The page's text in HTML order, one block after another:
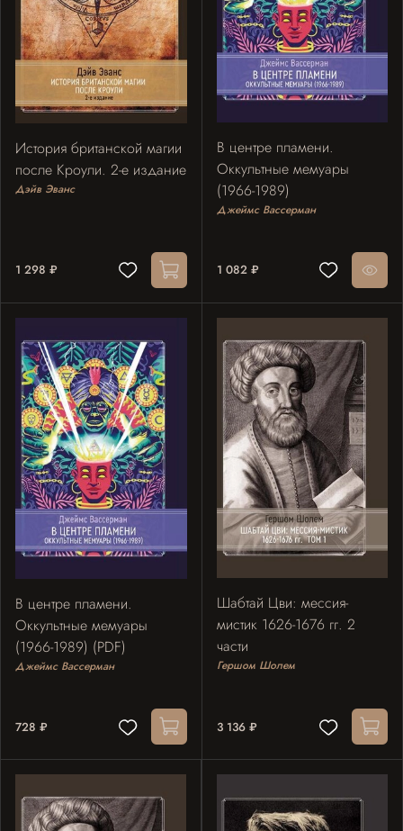
История британской магии
после Кроули. 2-е издание
Дэйв Эванс
1 298 ₽
В центре пламени.
Оккультные мемуары
(1966-1989)
Джеймс Вассерман
1 082 ₽
В центре пламени.
Оккультные мемуары
(1966-1989) (PDF)
Джеймс Вассерман
728 ₽
Шабтай Цви: мессия-
мистик 1626-1676 гг. 2
части
Гершом Шолем
3 136 ₽